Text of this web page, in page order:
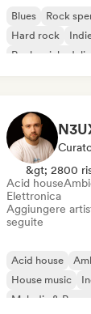
Blues Rock
Hard rock
Rock psichedelico
&gt; 2800
Acid house
Elettronica
Aggiungere
seguite
Acid house
House music
Melodic &